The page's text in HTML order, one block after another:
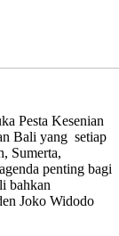
Pesta Kesenian
Bali yang setiap
Sumerta,
penting bagi
bahkan
Joko Widodo